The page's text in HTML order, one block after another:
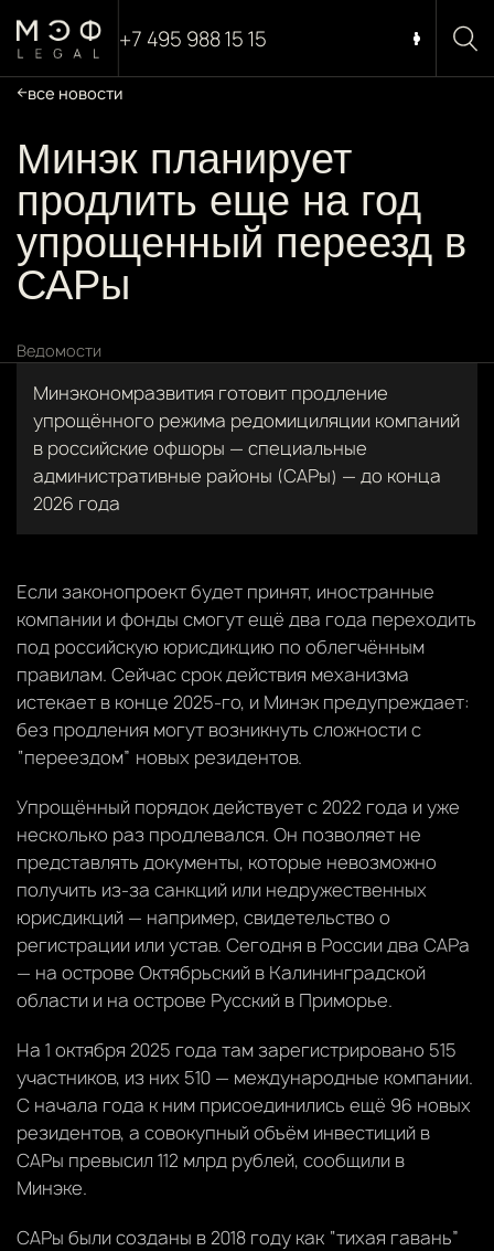
+7 495 988 15 15
все новости
Минэк планирует
продлить еще на год
упрощенный переезд в
САРы
Ведомости
Минэкономразвития готовит продление
упрощённого режима редомициляции компаний
в российские офшоры — специальные
административные районы (САРы) — до конца
2026 года
Если законопроект будет принят, иностранные
компании и фонды смогут ещё два года переходить
под российскую юрисдикцию по облегчённым
правилам. Сейчас срок действия механизма
истекает в конце 2025-го, и Минэк предупреждает:
без продления могут возникнуть сложности с
“переездом” новых резидентов.
Упрощённый порядок действует с 2022 года и уже
несколько раз продлевался. Он позволяет не
представлять документы, которые невозможно
получить из-за санкций или недружественных
юрисдикций — например, свидетельство о
регистрации или устав. Сегодня в России два САРа
— на острове Октябрьский в Калининградской
области и на острове Русский в Приморье.
На 1 октября 2025 года там зарегистрировано 515
участников, из них 510 — международные компании.
С начала года к ним присоединились ещё 96 новых
резидентов, а совокупный объём инвестиций в
САРы превысил 112 млрд рублей, сообщили в
Минэке.
САРы были созданы в 2018 году как “тихая гавань”